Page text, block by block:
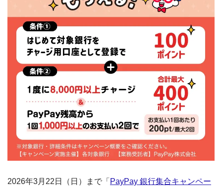
2026年3月22日（日）まで「 PayPay 銀行集合キャンペー